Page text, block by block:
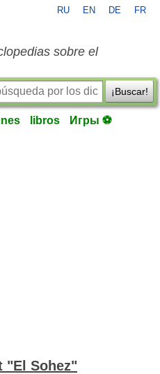
RU EN DE FR
sobre el
¡Buscar!
libros Игры ⚽
"El Sohez"